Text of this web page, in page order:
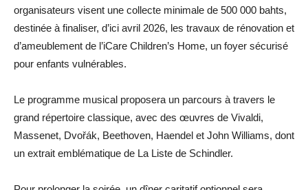
organisateurs visent une collecte minimale de 500 000 bahts,
destinée à finaliser, d’ici avril 2026, les travaux de rénovation et
d’ameublement de l’iCare Children’s Home, un foyer sécurisé
pour enfants vulnérables.
Le programme musical proposera un parcours à travers le
grand répertoire classique, avec des œuvres de Vivaldi,
Massenet, Dvořák, Beethoven, Haendel et John Williams, dont
un extrait emblématique de La Liste de Schindler.